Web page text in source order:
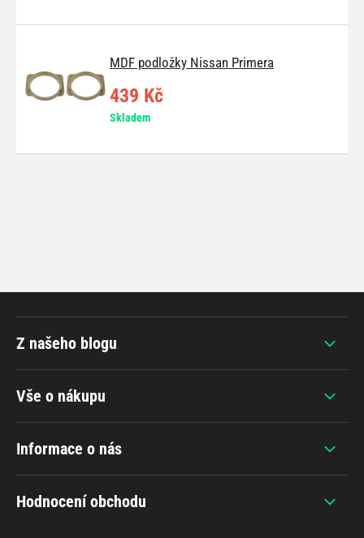
MDF podložky Nissan Primera
439 Kč
Skladem
Vše o nákupu
Informace o nás
Hodnocení obchodu
Z našeho blogu